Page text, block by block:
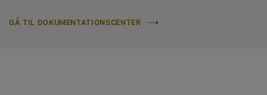
GÅ TIL DOKUMENTATIONSCENTER